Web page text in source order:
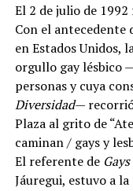
El 2 de julio de
Con el antecedente
en Estados Unidos,
orgullo gay lésbico
personas y cuya
Diversidad— recorrió
Plaza al grito de
caminan / gays y
El referente de
Jáuregui, estuvo a